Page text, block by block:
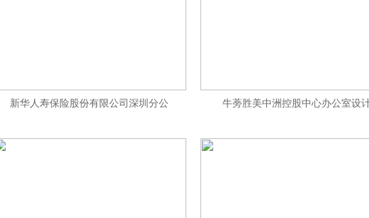
新华人寿保险股份有限公司深圳分公 牛蒡胜美中洲控股中心办公室设